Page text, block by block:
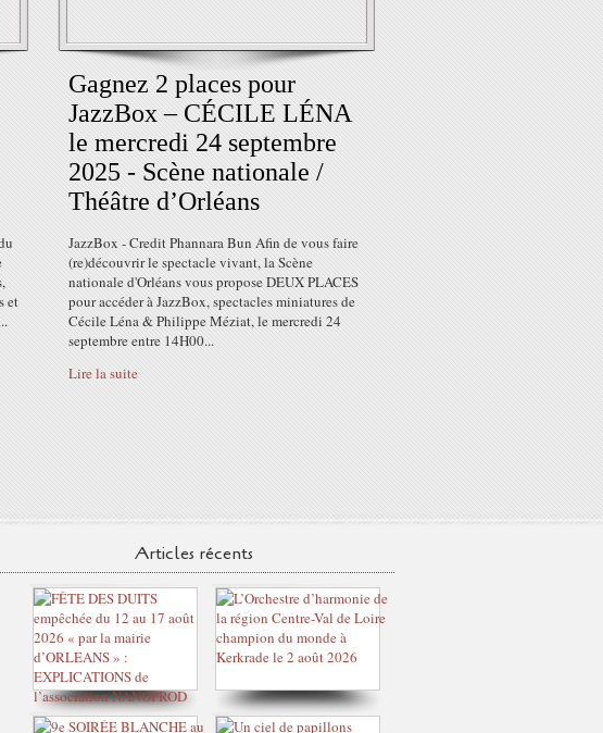
et
Gagnez 2 places pour
JazzBox – CÉCILE LÉNA
le mercredi 24 septembre
2025 - Scène nationale /
Théâtre d’Orléans
JazzBox - Credit Phannara Bun Afin de vous faire
(re)découvrir le spectacle vivant, la Scène
nationale d'Orléans vous propose DEUX PLACES
pour accéder à JazzBox, spectacles miniatures de
Cécile Léna & Philippe Méziat, le mercredi 24
septembre entre 14H00...
Lire la suite
Articles récents